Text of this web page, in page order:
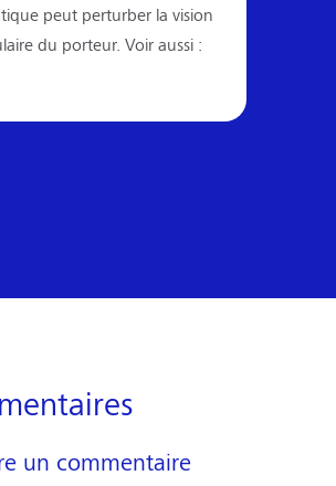
peut perturber la vision
du porteur. Voir aussi :
un commentaire